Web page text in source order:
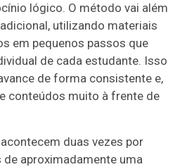
lógico. O método vai além
utilizando materiais
em pequenos passos que
de cada estudante. Isso
de forma consistente e,
conteúdos muito à frente de
duas vezes por
aproximadamente uma